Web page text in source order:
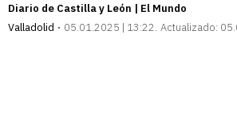
Diario de Castilla y León | El Mundo
Valladolid
05.01.2025 | 13:22 Actualizado: